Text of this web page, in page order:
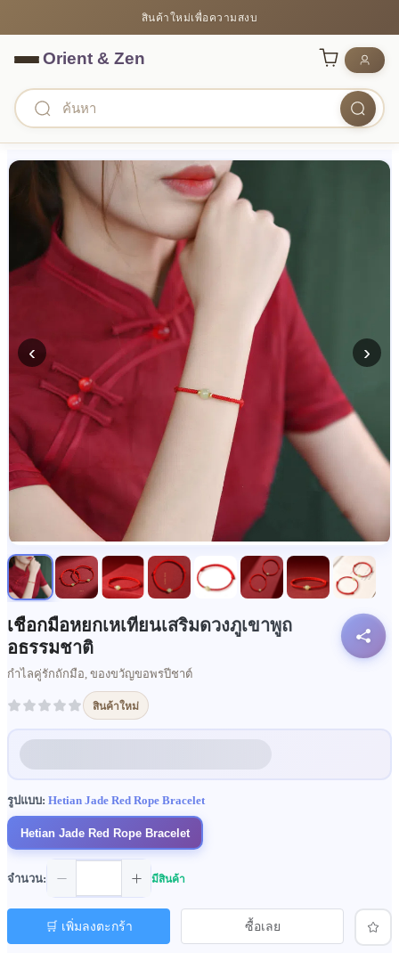
สินค้าใหม่เพื่อความสงบ
‹ ›
เชือกมือหยกเหเทียนเสริมดวงภูเขาพูถ
อธรรมชาติ
กำไลคู่รักถักมือ, ของขวัญขอพรปีชาต์
สินค้าใหม่
รูปแบบ: Hetian Jade Red Rope Bracelet
Hetian Jade Red Rope Bracelet
จำนวน: มีสินค้า
🛒 เพิ่มลงตะกร้า ซื้อเลย